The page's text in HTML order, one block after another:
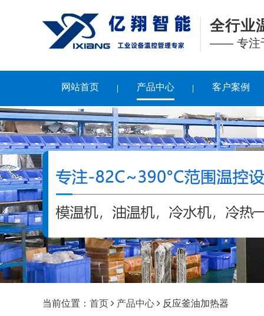
全行业
—— 专注
网站首页 产品中心 客户案例
当前位置： 首页 产品中心 反应釜油加热器